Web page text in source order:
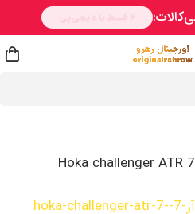
کتونی هوکا چلنجر ای تی آر 7 Hoka challenger ATR 7